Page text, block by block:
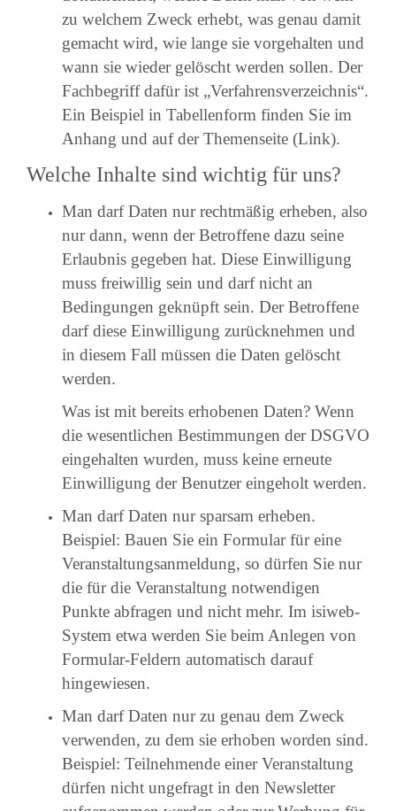
zu welchem Zweck erhebt, was genau damit
gemacht wird, wie lange sie vorgehalten und
wann sie wieder gelöscht werden sollen. Der
Fachbegriff dafür ist „Verfahrensverzeichnis“.
Ein Beispiel in Tabellenform finden Sie im
Anhang und auf der Themenseite (Link).
Welche Inhalte sind wichtig für uns?
Man darf Daten nur rechtmäßig erheben, also
nur dann, wenn der Betroffene dazu seine
Erlaubnis gegeben hat. Diese Einwilligung
muss freiwillig sein und darf nicht an
Bedingungen geknüpft sein. Der Betroffene
darf diese Einwilligung zurücknehmen und
in diesem Fall müssen die Daten gelöscht
werden.
Was ist mit bereits erhobenen Daten? Wenn
die wesentlichen Bestimmungen der DSGVO
eingehalten wurden, muss keine erneute
Einwilligung der Benutzer eingeholt werden.
Man darf Daten nur sparsam erheben.
Beispiel: Bauen Sie ein Formular für eine
Veranstaltungsanmeldung, so dürfen Sie nur
die für die Veranstaltung notwendigen
Punkte abfragen und nicht mehr. Im isiweb-
System etwa werden Sie beim Anlegen von
Formular-Feldern automatisch darauf
hingewiesen.
Man darf Daten nur zu genau dem Zweck
verwenden, zu dem sie erhoben worden sind.
Beispiel: Teilnehmende einer Veranstaltung
dürfen nicht ungefragt in den Newsletter